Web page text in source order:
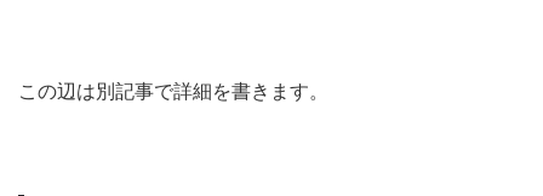
この辺は別記事で詳細を書きます。